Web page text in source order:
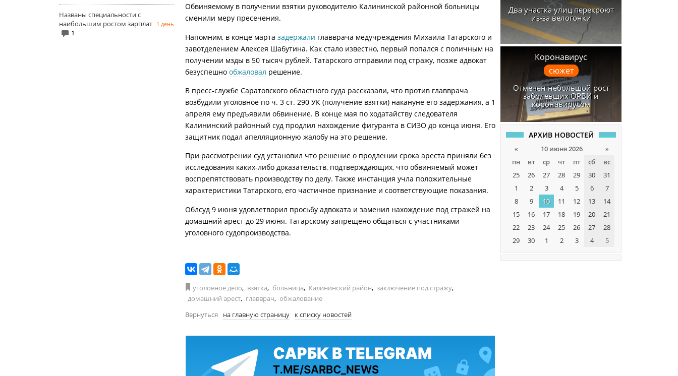
Названы специальности с
наибольшим ростом зарплат 1 день
1
Обвиняемому в получении взятки руководителю Калининской районной больницы
сменили меру пресечения.
Напомним, в конце марта задержали главврача медучреждения Михаила Татарского и
завотделением Алексея Шабутина. Как стало известно, первый попался с поличным на
получении мзды в 50 тысяч рублей. Татарского отправили под стражу, позже адвокат
безуспешно обжаловал решение.
В пресс-службе Саратовского областного суда рассказали, что против главврача
возбудили уголовное по ч. 3 ст. 290 УК (получение взятки) накануне его задержания, а 1
апреля ему предъявили обвинение. В конце мая по ходатайству следователя
Калининский районный суд продлил нахождение фигуранта в СИЗО до конца июня. Его
защитник подал апелляционную жалобу на это решение.
При рассмотрении суд установил что решение о продлении срока ареста приняли без
исследования каких-либо доказательств, подтверждающих, что обвиняемый может
воспрепятствовать производству по делу. Также инстанция учла положительные
характеристики Татарского, его частичное признание и соответствующие показания.
Облсуд 9 июня удовлетворил просьбу адвоката и заменил нахождение под стражей на
домашний арест до 29 июня. Татарскому запрещено общаться с участниками
уголовного судопроизводства.
уголовное дело, взятка, больница, Калининский район, заключение под стражу,
домашний арест, главврач, обжалование
Вернуться
на главную страницу к списку новостей
Два участка улиц перекроют
из-за велогонки
Коронавирус
сюжет
Отмечен небольшой рост
заболевших ОРВИ и
коронавирусом
АРХИВ НОВОСТЕЙ
« 10 июня 2026
»
пн
вт ср чт пт сб
вс
25
26 27 28 29 30
31
1
2 3 4 5 6
7
8
9 10 11 12 13
14
15
16 17 18 19 20
21
22
23 24 25 26 27
28
29
30 1 2 3 4 5